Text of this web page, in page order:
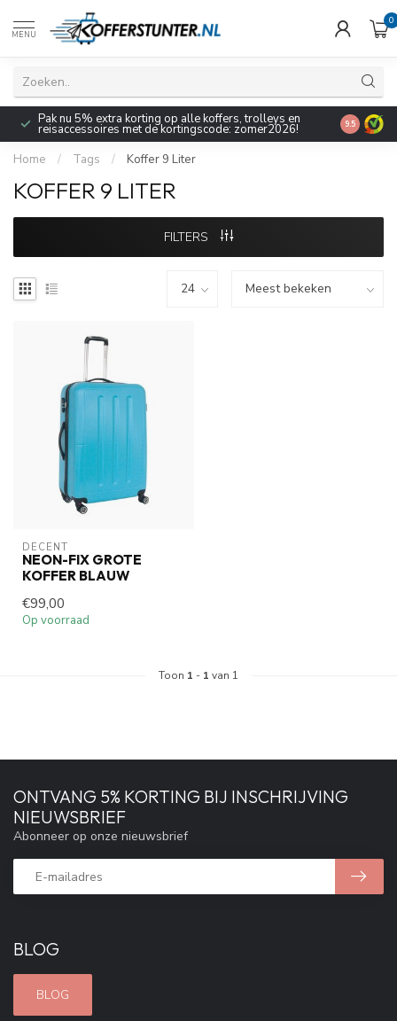
MENU
0
Pak nu 5% extra korting op alle koffers, trolleys en
reisaccessoires met de kortingscode: zomer2026! 9.5
Home / Tags / Koffer 9 Liter
KOFFER 9 LITER
FILTERS
DECENT
NEON-FIX GROTE
KOFFER BLAUW
€99,00
Op voorraad
Toon 1 - 1 van 1
BLOG
BLOG
ONTVANG 5% KORTING BIJ INSCHRIJVING
NIEUWSBRIEF
Abonneer op onze nieuwsbrief